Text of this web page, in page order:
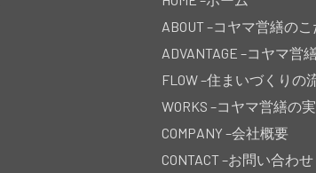
ABOUT –コヤマ営繕の
ADVANTAGE –コヤマ営
FLOW –住まいづくりの
WORKS –コヤマ営繕の
COMPANY –会社概要
CONTACT –お問い合わせ